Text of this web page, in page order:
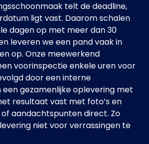
telt de deadline,
ligt vast. Daarom schalen
dagen op met meer dan 30
leveren we een pand vaak in
op. Onze meewerkend
voorinspectie enkele uren voor
door een interne
gezamenlijke oplevering met
resultaat vast met foto’s en
aandachtspunten direct. Zo
niet voor verrassingen te